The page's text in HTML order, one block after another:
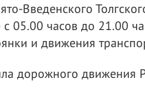
Введенского
05.00 часов до 21.00
и движения
дорожного движения